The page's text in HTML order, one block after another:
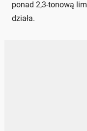
ponad 2,3-tonową
działa.